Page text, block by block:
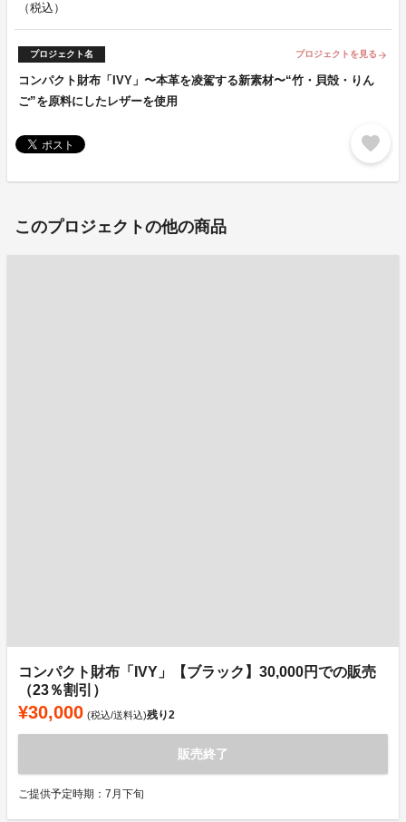
（税込）
プロジェクト名 プロジェクトを見る arrow_forward
コンパクト財布「IVY」〜本革を凌駕する新素材〜“竹・貝殻・りん
ご”を原料にしたレザーを使用
favorite
このプロジェクトの他の商品
コンパクト財布「IVY」【ブラック】30,000円での販売
（23％割引）
¥30,000 (税込/送料込)残り2
販売終了
ご提供予定時期：7月下旬